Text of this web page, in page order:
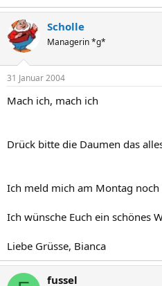
Scholle
Managerin *g*
31 Januar 2004
Mach ich, mach ich
Drück bitte die Daumen das
Ich meld mich am Montag noch
Ich wünsche Euch ein schönes
Liebe Grüsse, Bianca
fussel